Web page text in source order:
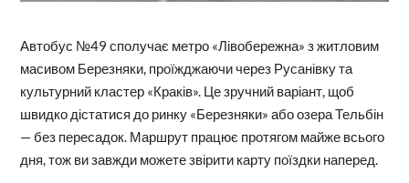
Автобус №49 сполучає метро «Лівобережна» з житловим
масивом Березняки, проїжджаючи через Русанівку та
культурний кластер «Краків». Це зручний варіант, щоб
швидко дістатися до ринку «Березняки» або озера Тельбін
— без пересадок. Маршрут працює протягом майже всього
дня, тож ви завжди можете звірити карту поїздки наперед.